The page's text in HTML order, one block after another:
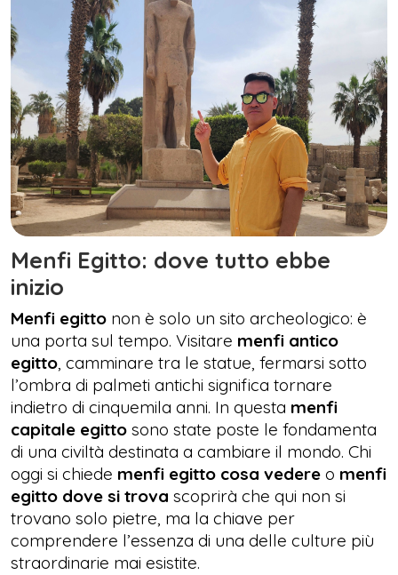
Menfi Egitto: dove tutto ebbe
inizio
Menfi egitto non è solo un sito archeologico: è
una porta sul tempo. Visitare menfi antico
egitto, camminare tra le statue, fermarsi sotto
l’ombra di palmeti antichi significa tornare
indietro di cinquemila anni. In questa menfi
capitale egitto sono state poste le fondamenta
di una civiltà destinata a cambiare il mondo. Chi
oggi si chiede menfi egitto cosa vedere o menfi
egitto dove si trova scoprirà che qui non si
trovano solo pietre, ma la chiave per
comprendere l’essenza di una delle culture più
straordinarie mai esistite.